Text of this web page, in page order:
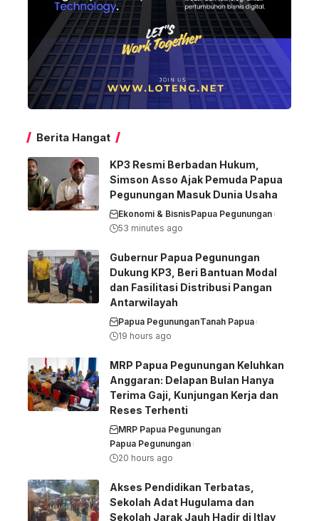
Berita Hangat
KP3 Resmi Berbadan Hukum,
Simson Asso Ajak Pemuda Papua
Pegunungan Masuk Dunia Usaha
Ekonomi & BisnisPapua Pegunungan
53 minutes ago
Gubernur Papua Pegunungan
Dukung KP3, Beri Bantuan Modal
dan Fasilitasi Distribusi Pangan
Antarwilayah
Papua PegununganTanah Papua
19 hours ago
MRP Papua Pegunungan Keluhkan
Anggaran: Delapan Bulan Hanya
Terima Gaji, Kunjungan Kerja dan
Reses Terhenti
MRP Papua Pegunungan
Papua Pegunungan
20 hours ago
Akses Pendidikan Terbatas,
Sekolah Adat Hugulama dan
Sekolah Jarak Jauh Hadir di Itlay